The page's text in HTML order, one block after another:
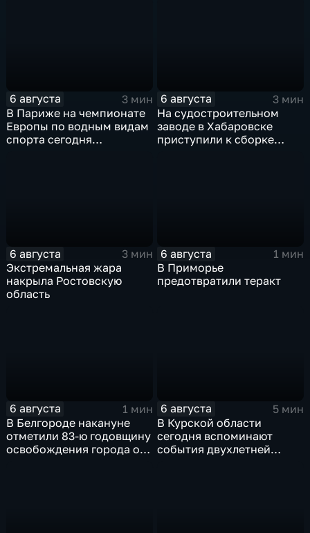
6 августа
3 мин
В Париже на чемпионате
Европы по водным видам
спорта сегодня
6 августа
3 мин
На судостроительном
заводе в Хабаровске
приступили к сборке
6 августа
3 мин
Экстремальная жара
накрыла Ростовскую
область
6 августа
1 мин
В Приморье
предотвратили теракт
6 августа
1 мин
В Белгороде накануне
отметили 83-ю годовщину
освобождения города от
6 августа
5 мин
В Курской области
сегодня вспоминают
события двухлетней